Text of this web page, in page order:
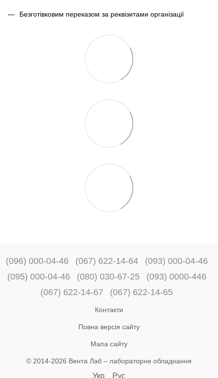
Безготівковим переказом за реквізитами організації
(096) 000-04-46 (067) 622-14-64
(093) 000-04-46
(095) 000-04-46
(080) 030-67-25
(093) 0000-446
(067) 622-14-67
(067) 622-14-65
Контакти
Повна версія сайту
Мапа сайту
© 2014-2026 Вента Лаб – лабораторне обладнання
Укр Рус